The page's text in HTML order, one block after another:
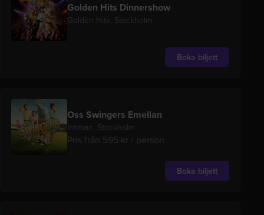
Golden Hits Dinnershow
Golden Hits, Stockholm
Boka biljett
Oss Swingers Emellan
Intiman, Stockholm
Pris från 595 kr / person
Boka biljett